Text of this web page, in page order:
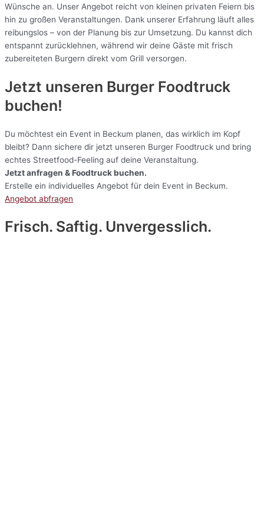
Wünsche an. Unser Angebot reicht von kleinen privaten Feiern bis
hin zu großen Veranstaltungen. Dank unserer Erfahrung läuft alles
reibungslos – von der Planung bis zur Umsetzung. Du kannst dich
entspannt zurücklehnen, während wir deine Gäste mit frisch
zubereiteten Burgern direkt vom Grill versorgen.
Jetzt unseren Burger Foodtruck
buchen!
Du möchtest ein Event in Beckum planen, das wirklich im Kopf
bleibt? Dann sichere dir jetzt unseren Burger Foodtruck und bring
echtes Streetfood-Feeling auf deine Veranstaltung.
Jetzt anfragen & Foodtruck buchen.
Erstelle ein individuelles Angebot für dein Event in Beckum.
Angebot abfragen
Frisch. Saftig. Unvergesslich.